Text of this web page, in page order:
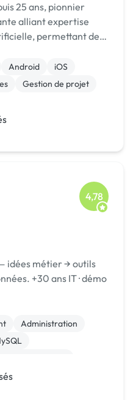
25 ans, pionnier
alliant expertise
permettant de
Android
iOS
Gestion de projet
4,78
idées métier → outils
+30 ans IT · démo
Administration
Learning